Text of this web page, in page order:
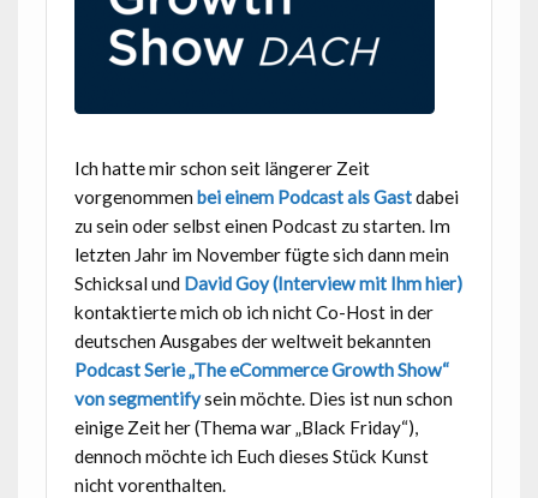
Ich hatte mir schon seit längerer Zeit
vorgenommen bei einem Podcast als Gastdabei
zu sein oder selbst einen Podcast zu starten. Im
letzten Jahr im November fügte sich dann mein
Schicksal und David Goy (Interview mit Ihm hier)
kontaktierte mich ob ich nicht Co-Host in der
deutschen Ausgabes der weltweit bekannten
Podcast Serie „The eCommerce Growth Show“
von segmentifysein möchte. Dies ist nun schon
einige Zeit her (Thema war „Black Friday“),
dennoch möchte ich Euch dieses Stück Kunst
nicht vorenthalten.